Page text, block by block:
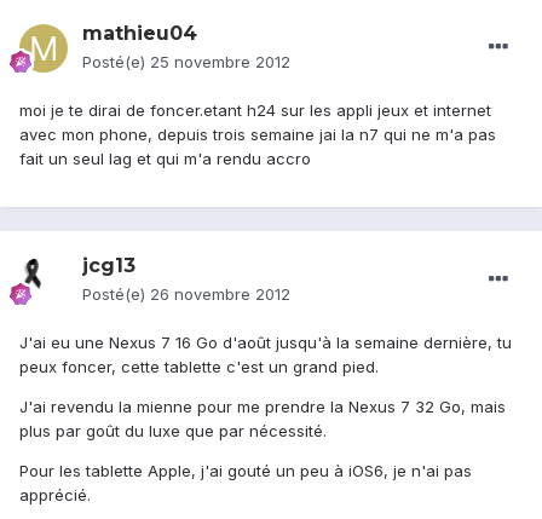
mathieu04
Posté(e) 25 novembre 2012
moi je te dirai de foncer.etant h24 sur les appli jeux et internet
avec mon phone, depuis trois semaine jai la n7 qui ne m'a pas
fait un seul lag et qui m'a rendu accro
jcg13
Posté(e) 26 novembre 2012
J'ai eu une Nexus 7 16 Go d'août jusqu'à la semaine dernière, tu
peux foncer, cette tablette c'est un grand pied.
J'ai revendu la mienne pour me prendre la Nexus 7 32 Go, mais
plus par goût du luxe que par nécessité.
Pour les tablette Apple, j'ai gouté un peu à iOS6, je n'ai pas
apprécié.